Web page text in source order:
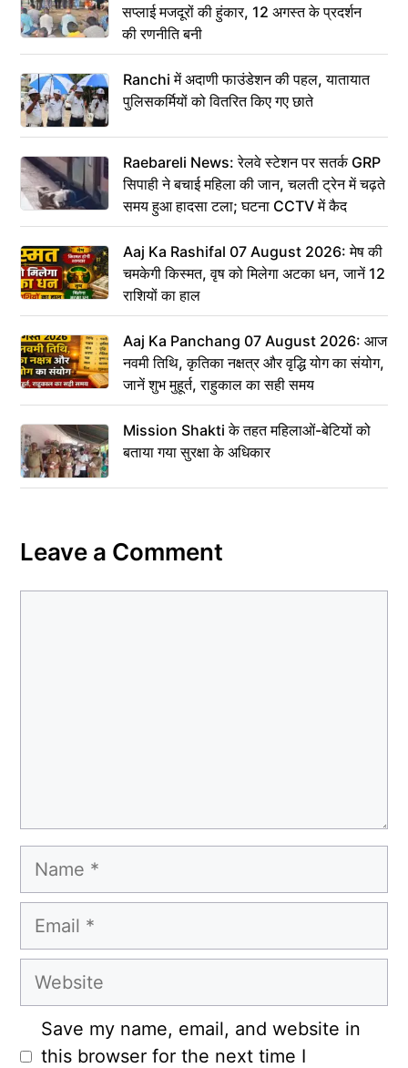
सप्लाई मजदूरों की हुंकार, 12 अगस्त के प्रदर्शन
की रणनीति बनी
Ranchi में अदाणी फाउंडेशन की पहल, यातायात
पुलिसकर्मियों को वितरित किए गए छाते
Raebareli News: रेलवे स्टेशन पर सतर्क GRP
सिपाही ने बचाई महिला की जान, चलती ट्रेन में चढ़ते
समय हुआ हादसा टला; घटना CCTV में कैद
Aaj Ka Rashifal 07 August 2026: मेष की
चमकेगी किस्मत, वृष को मिलेगा अटका धन, जानें 12
राशियों का हाल
Aaj Ka Panchang 07 August 2026: आज
नवमी तिथि, कृतिका नक्षत्र और वृद्धि योग का संयोग,
जानें शुभ मुहूर्त, राहुकाल का सही समय
Mission Shakti के तहत महिलाओं-बेटियों को
बताया गया सुरक्षा के अधिकार
Leave a Comment
Name
Email
Website
Save my name, email, and website in
this browser for the next time I